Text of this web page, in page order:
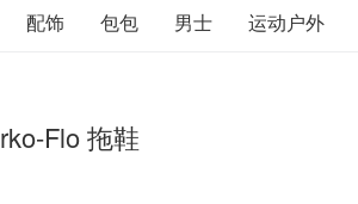
配饰 包包 男士 运动户外
Flo 拖鞋